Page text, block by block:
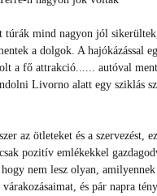
túrák mind nagyon jól
a dolgok. A hajókázással
a fő attrakció...... autóval
Livorno alatt egy sziklás
az ötleteket és a szervezést,
pozitív emlékekkel
nem lesz olyan,
és pár napra